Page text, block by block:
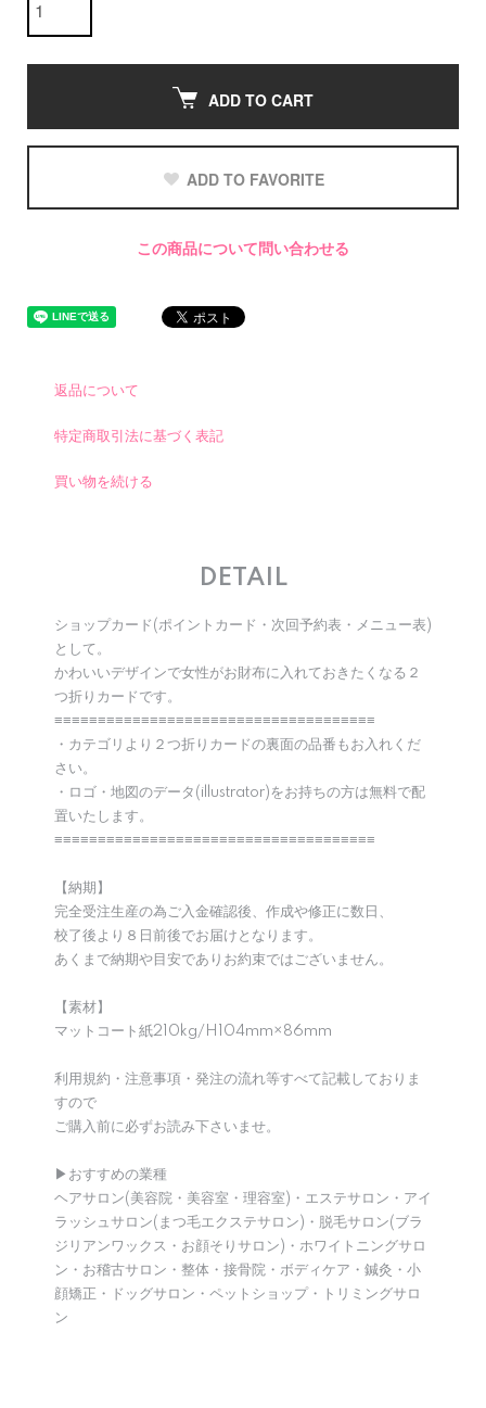
ADD TO CART
ADD TO FAVORITE
この商品について問い合わせる
返品について
特定商取引法に基づく表記
買い物を続ける
DETAIL
ショップカード(ポイントカード・次回予約表・メニュー表)
として。
かわいいデザインで女性がお財布に入れておきたくなる２
つ折りカードです。
≡≡≡≡≡≡≡≡≡≡≡≡≡≡≡≡≡≡≡≡≡≡≡≡≡≡≡≡≡≡≡≡≡≡≡≡≡
・カテゴリより２つ折りカードの裏面の品番もお入れくだ
さい。
・ロゴ・地図のデータ(illustrator)をお持ちの方は無料で配
置いたします。
≡≡≡≡≡≡≡≡≡≡≡≡≡≡≡≡≡≡≡≡≡≡≡≡≡≡≡≡≡≡≡≡≡≡≡≡≡
【納期】
完全受注生産の為ご入金確認後、作成や修正に数日、
校了後より８日前後でお届けとなります。
あくまで納期や目安でありお約束ではございません。
【素材】
マットコート紙210kg/H104mm×86mm
利用規約・注意事項・発注の流れ等すべて記載しておりま
すので
ご購入前に必ずお読み下さいませ。
▶︎おすすめの業種
ヘアサロン(美容院・美容室・理容室)・エステサロン・アイ
ラッシュサロン(まつ毛エクステサロン)・脱毛サロン(ブラ
ジリアンワックス・お顔そりサロン)・ホワイトニングサロ
ン・お稽古サロン・整体・接骨院・ボディケア・鍼灸・小
顔矯正・ドッグサロン・ペットショップ・トリミングサロ
ン